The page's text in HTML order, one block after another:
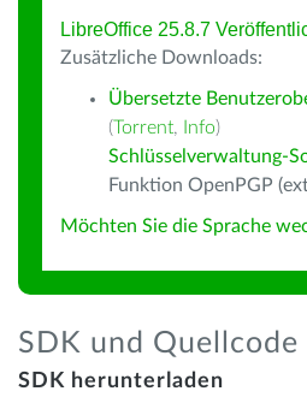
LibreOffice 25.8.7
Zusätzliche Downloads:
Übersetzte
(Torrent, Info)
Schlüsselverwaltung-
Funktion OpenPGP
Möchten Sie die Sprache
SDK und Quellcode
SDK herunterladen